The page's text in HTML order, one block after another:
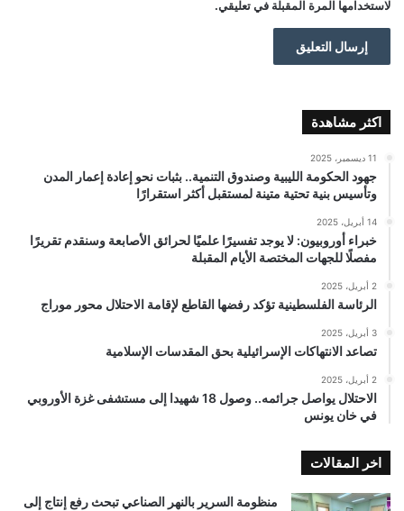
لاستخدامها المرة المقبلة في تعليقي.
اكثر مشاهدة
11 ديسمبر، 2025
جهود الحكومة الليبية وصندوق التنمية.. بثبات نحو إعادة إعمار المدن
وتأسيس بنية تحتية متينة لمستقبل أكثر استقرارًا
14 أبريل، 2025
خبراء أوروبيون: لا يوجد تفسيرًا علميًا لحرائق الأصابعة وسنقدم تقريرًا
مفصلًا للجهات المختصة الأيام المقبلة
2 أبريل، 2025
الرئاسة الفلسطينية تؤكد رفضها القاطع لإقامة الاحتلال محور موراج
3 أبريل، 2025
تصاعد الانتهاكات الإسرائيلية بحق المقدسات الإسلامية
2 أبريل، 2025
الاحتلال يواصل جرائمه.. وصول 18 شهيدا إلى مستشفى غزة الأوروبي
في خان يونس
اخر المقالات
منظومة السرير بالنهر الصناعي تبحث رفع إنتاج إلى